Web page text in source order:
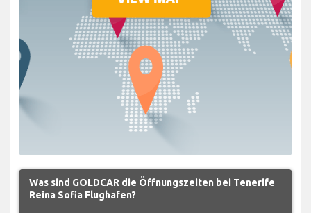
Was sind GOLDCAR die Öffnungszeiten bei Tenerife
Reina Sofia Flughafen?